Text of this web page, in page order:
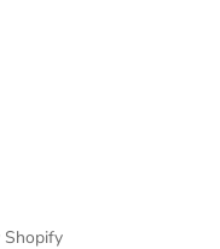
Shopify